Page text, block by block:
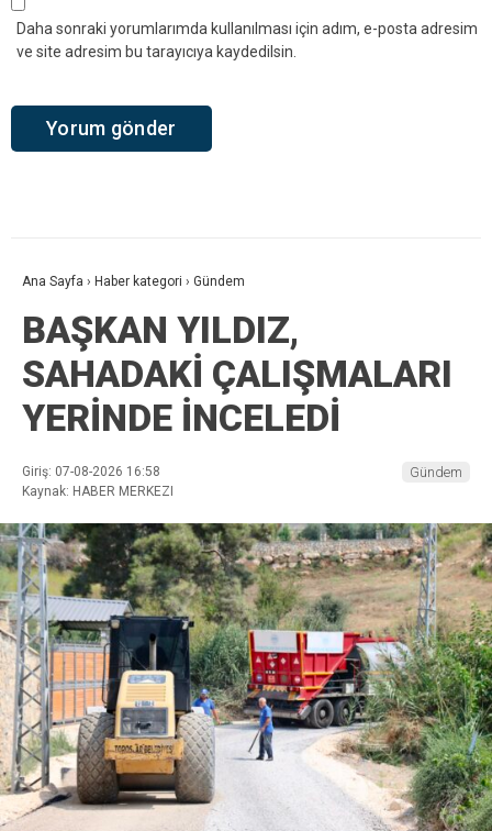
Daha sonraki yorumlarımda kullanılması için adım, e-posta adresim
ve site adresim bu tarayıcıya kaydedilsin.
Ana Sayfa › Haber kategori › Gündem
BAŞKAN YILDIZ,
SAHADAKİ ÇALIŞMALARI
YERİNDE İNCELEDİ
Giriş: 07-08-2026 16:58
Kaynak: HABER MERKEZI
Gündem